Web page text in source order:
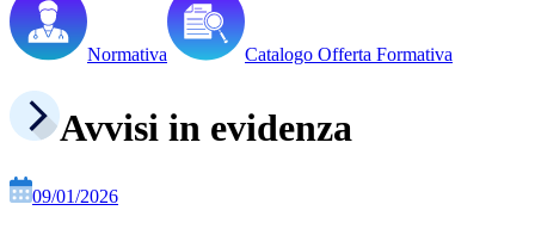
Normativa Catalogo Offerta Formativa
Avvisi in evidenza
09/01/2026